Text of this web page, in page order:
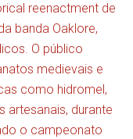
reenactment de
banda Oaklore,
O público
medievais e
como hidromel,
artesanais, durante
o campeonato